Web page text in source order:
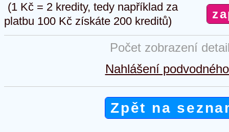
(1 Kč = 2 kredity, tedy například za
platbu 100 Kč získáte 200 kreditů)
Počet zobrazení
Nahlášení
Zpět na